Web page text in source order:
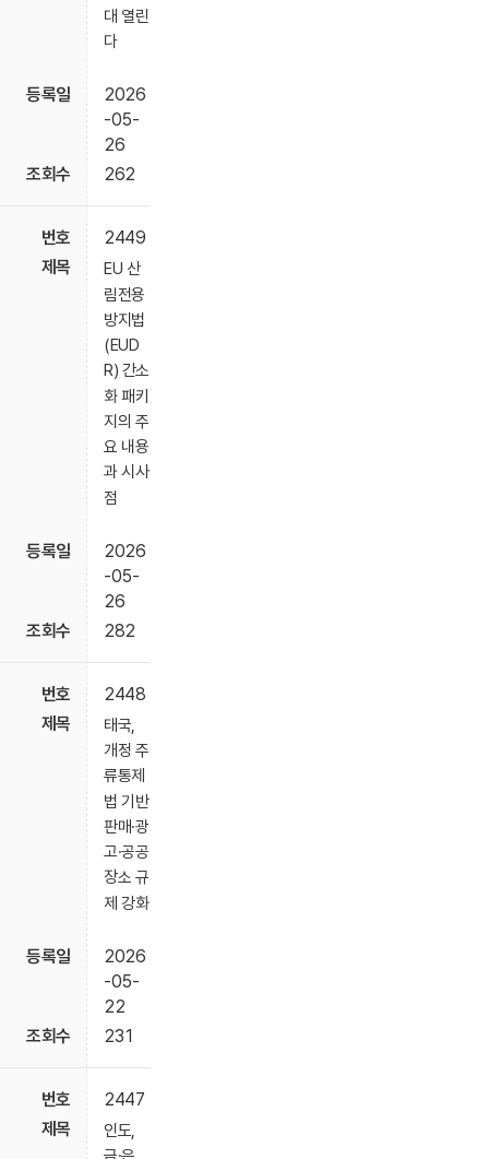
대 열린
다
2026
-05-
26
262
2449
EU 산
림전용
방지법
(EUD
R) 간소
화 패키
지의 주
요 내용
과 시사
점
2026
-05-
26
282
2448
태국,
개정 주
류통제
법 기반
판매·광
고·공공
장소 규
제 강화
2026
-05-
22
231
2447
인도,